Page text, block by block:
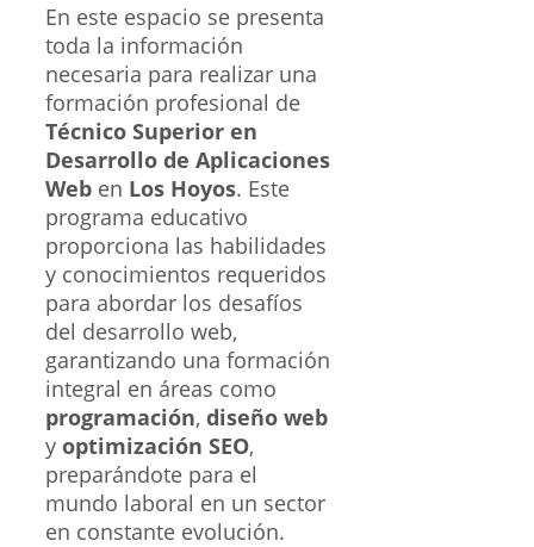
En este espacio se presenta
toda la información
necesaria para realizar una
formación profesional de
Técnico Superior en
Desarrollo de Aplicaciones
Web en Los Hoyos. Este
programa educativo
proporciona las habilidades
y conocimientos requeridos
para abordar los desafíos
del desarrollo web,
garantizando una formación
integral en áreas como
programación, diseño web
y optimización SEO,
preparándote para el
mundo laboral en un sector
en constante evolución.